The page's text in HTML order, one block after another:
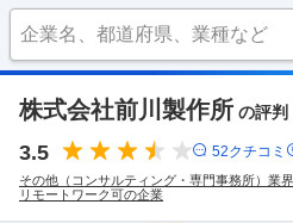
株式会社前川製作所 の評判
3.5 52クチコミ
その他（コンサルティング・専門事務所）業界
リモートワーク可の企業